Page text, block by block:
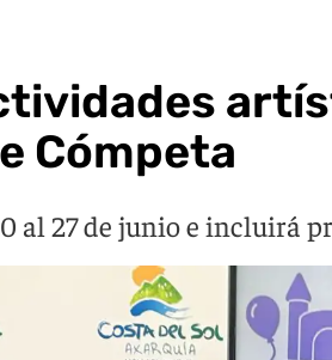
Cómpeta
al 27 de junio e